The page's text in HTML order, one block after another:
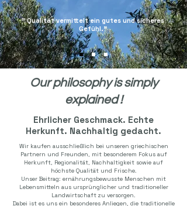
" Qualität vermittelt ein gutes und sicheres
Gefühl."
Our philosophy is simply
explained !
Ehrlicher Geschmack. Echte
Herkunft. Nachhaltig gedacht.
Wir kaufen ausschließlich bei unseren griechischen
Partnern und Freunden, mit besonderem Fokus auf
Herkunft, Regionalität, Nachhaltigkeit sowie auf
höchste Qualität und Frische.
Unser Beitrag: ernährungsbewusste Menschen mit
Lebensmitteln aus ursprünglicher und traditioneller
Landwirtschaft zu versorgen.
Dabei ist es uns ein besonderes Anliegen, die traditionelle